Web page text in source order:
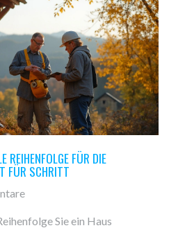
REIHENFOLGE FÜR DIE
FÜR SCHRITT
Sie ein Haus